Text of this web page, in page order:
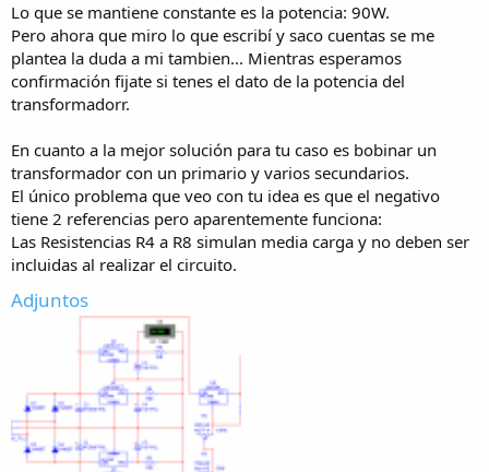
Lo que se mantiene constante es la potencia: 90W.
Pero ahora que miro lo que escribí y saco cuentas se me
plantea la duda a mi tambien... Mientras esperamos
confirmación fijate si tenes el dato de la potencia del
transformadorr.
En cuanto a la mejor solución para tu caso es bobinar un
transformador con un primario y varios secundarios.
El único problema que veo con tu idea es que el negativo
tiene 2 referencias pero aparentemente funciona:
Las Resistencias R4 a R8 simulan media carga y no deben ser
incluidas al realizar el circuito.
Adjuntos